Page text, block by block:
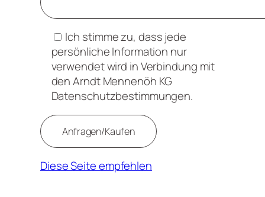
Ich stimme zu, dass jede
persönliche Information nur
verwendet wird in Verbindung mit
den Arndt Mennenöh KG
Datenschutzbestimmungen.
Diese Seite empfehlen